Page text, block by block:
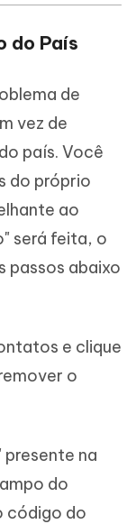
do País
de
vez de
país. Você
do próprio
ao
será feita, o
passos abaixo
e clique
o
presente na
do
código do